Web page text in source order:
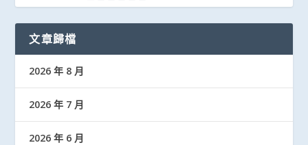
文章歸檔
2026 年 8 月
2026 年 7 月
2026 年 6 月